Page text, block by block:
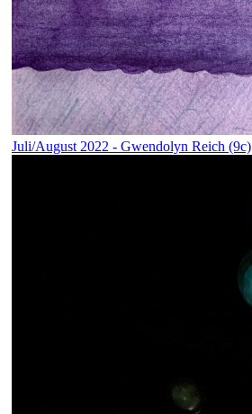
Juli/August 2022 - Gwendolyn Reich (9c)